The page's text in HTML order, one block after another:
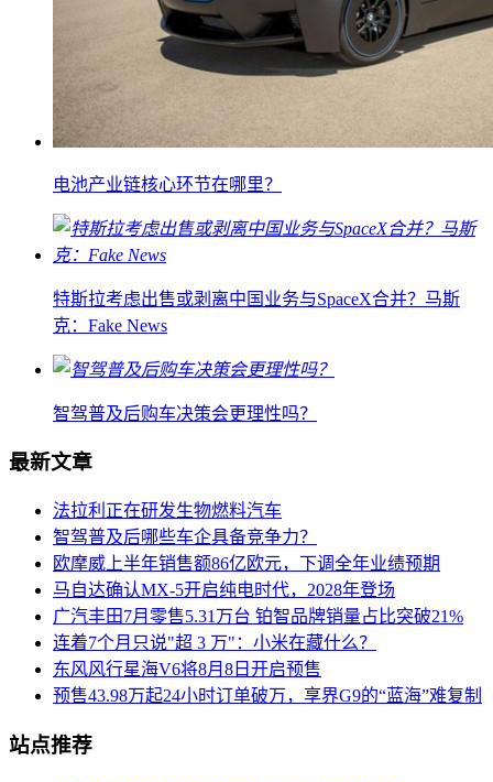
电池产业链核心环节在哪里？
特斯拉考虑出售或剥离中国业务与SpaceX合并？马斯
克：Fake News
智驾普及后购车决策会更理性吗？
最新文章
法拉利正在研发生物燃料汽车
智驾普及后哪些车企具备竞争力？
欧摩威上半年销售额86亿欧元，下调全年业绩预期
马自达确认MX‑5开启纯电时代，2028年登场
广汽丰田7月零售5.31万台 铂智品牌销量占比突破21%
连着7个月只说"超 3 万"：小米在藏什么？
东风风行星海V6将8月8日开启预售
预售43.98万起24小时订单破万，享界G9的“蓝海”难复制
站点推荐